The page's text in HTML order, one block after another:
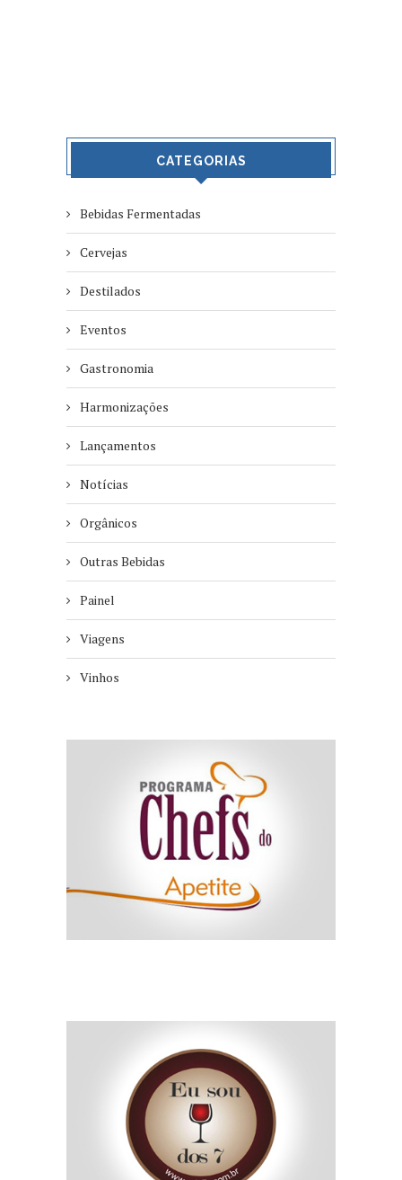
CATEGORIAS
Bebidas Fermentadas
Cervejas
Destilados
Eventos
Gastronomia
Harmonizações
Lançamentos
Notícias
Orgânicos
Outras Bebidas
Painel
Viagens
Vinhos